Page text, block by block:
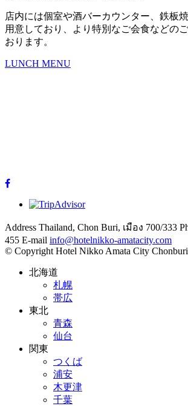
店内には個室や酒バーカウンター、鉄板
用意しており、より特別なご会食などの
おります。
LUNCH MENU
Address Thailand, Chon Buri, เมือง 700/333
455 E-mail info@hotelnikko-amatacity.com
© Copyright Hotel Nikko Amata City Chonburi
北海道
札幌
帯広
東北
青森
仙台
関東
つくば
浦安
木更津
千葉